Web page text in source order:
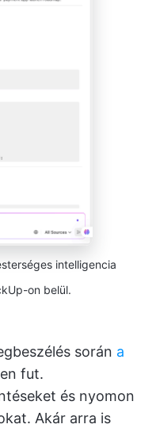
intelligencia
on belül.
során a
fut.
és nyomon
Akár arra is